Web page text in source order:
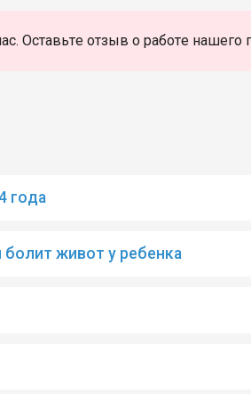
Оставьте отзыв о работе нашего
года
болит живот у ребенка